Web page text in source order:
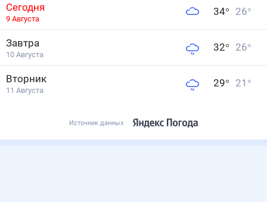
Сегодня
9 Августа
34° 26°
Завтра
10 Августа
32° 26°
Вторник
11 Августа
29° 21 °
Источник данных